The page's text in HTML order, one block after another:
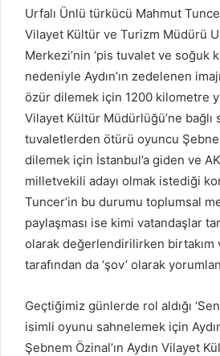
Urfalı Ünlü türkücü Mahmut
Vilayet Kültür ve Turizm Müdürü
Merkezi’nin ‘pis tuvalet ve soğuk
nedeniyle Aydın’ın zedelenen
özür dilemek için 1200 kilometre
Vilayet Kültür Müdürlüğü’ne bağlı
tuvaletlerden ötürü oyuncu
dilemek için İstanbul’a giden ve
milletvekili adayı olmak istediği
Tuncer’in bu durumu toplumsal
paylaşması ise kimi vatandaşlar
olarak değerlendirilirken birtakım
tarafından da ‘şov’ olarak
Geçtiğimiz günlerde rol aldığı
isimli oyunu sahnelemek için
Şebnem Özinal’ın Aydın Vilayet